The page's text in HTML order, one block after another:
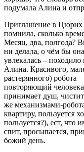
подумала Алина и
Приглашение в Цюрих
помнила, сколько
Месяц, два, полгода?
ни делала, о чём бы
увлекалась –
Алина. Красивого,
растерянного) робота
повторяющий
принимает душ, чистит
же механизмами-
квартиру, пользуется
пользуется?), ест, что
спит, просыпается,
божий день.